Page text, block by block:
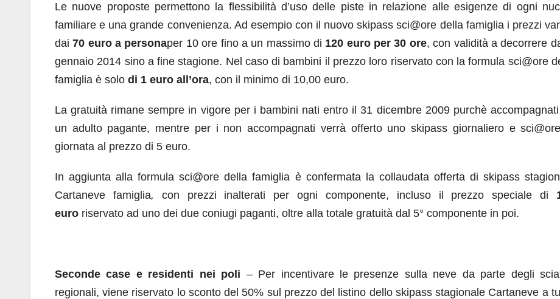
Le nuove proposte permettono la flessibilità d’uso delle piste in relazione alle esigenze di ogni
familiare e una grande convenienza. Ad esempio con il nuovo skipass sci@ore della famiglia i prezzi
dai70 euro a personaper 10 ore fino a un massimo di 120 euro per 30 ore, con validità a decorrere
gennaio 2014 sino a fine stagione. Nel caso di bambini il prezzo loro riservato con la formula sci@ore
famiglia è solo di 1 euro all’ora, con il minimo di 10,00 euro.
La gratuità rimane sempre in vigore per i bambini nati entro il 31 dicembre 2009 purchè
un adulto pagante, mentre per i non accompagnati verrà offerto uno skipass giornaliero e
giornata al prezzo di 5 euro.
In aggiunta alla formula sci@ore della famiglia è confermata la collaudata offerta di skipass
Cartaneve famiglia, con prezzi inalterati per ogni componente, incluso il prezzo speciale di
euro riservato ad uno dei due coniugi paganti, oltre alla totale gratuità dal 5° componente in poi.
Seconde case e residenti nei poli – Per incentivare le presenze sulla neve da parte degli
regionali, viene riservato lo sconto del 50% sul prezzo del listino dello skipass stagionale Cartaneve a